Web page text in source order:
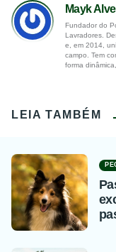
Mayk
Fundador do
Lavradores.
e, em 2014,
campo. Tem
forma
LEIA TAMBÉM